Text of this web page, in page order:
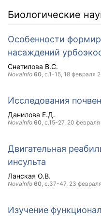
Биологические
Особенности
насаждений
Снетилова В.С.
NovaInfo 60, с.1-15, 18 февраля
Исследования
Данилова Е.Д.
NovaInfo 60, с.15-27, 20 февраля
Двигательная
инсульта
Ланская О.В.
NovaInfo 60, с.37-47, 23
Изучение